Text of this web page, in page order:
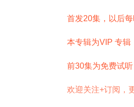
首发20集，以后
本专辑为VIP 专辑
前30集为免费试
欢迎关注+订阅，